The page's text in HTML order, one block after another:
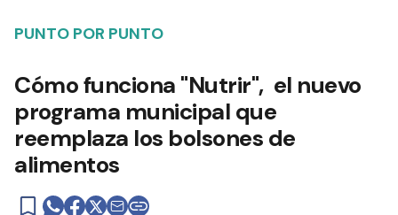
PUNTO POR PUNTO
Cómo funciona "Nutrir", el nuevo
programa municipal que
reemplaza los bolsones de
alimentos